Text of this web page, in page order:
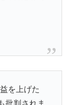
を上げた
批判されま